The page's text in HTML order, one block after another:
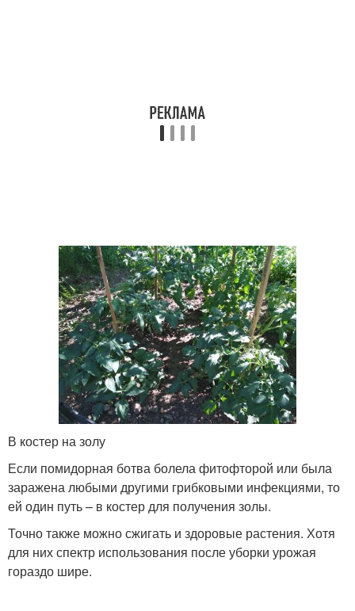
В костер на золу
Если помидорная ботва болела фитофторой или была
заражена любыми другими грибковыми инфекциями, то
ей один путь – в костер для получения золы.
Точно также можно сжигать и здоровые растения. Хотя
для них спектр использования после уборки урожая
гораздо шире.